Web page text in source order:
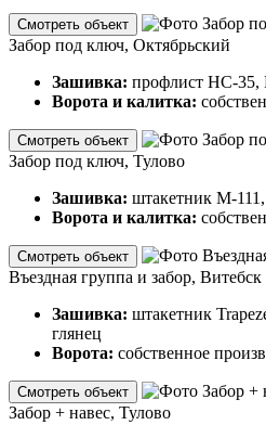
Смотреть объект
Забор под ключ, Октябрьский
Зашивка: профлист НС-35,
Ворота и калитка:
Смотреть объект
Забор под ключ, Тулово
Зашивка: штакетник М-
Ворота и калитка:
Смотреть объект
Въездная группа и забор, Витебск
Зашивка: штакетник
глянец
Ворота: собственное
Смотреть объект
Забор + навес, Тулово